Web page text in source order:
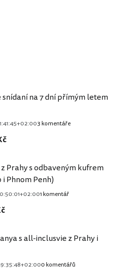
na 7 dní přímým letem
3 komentáře
Prahy s odbaveným kufrem
i Phnom Penh)
1 komentář
s all-inclusvie z Prahy i
0 komentářů